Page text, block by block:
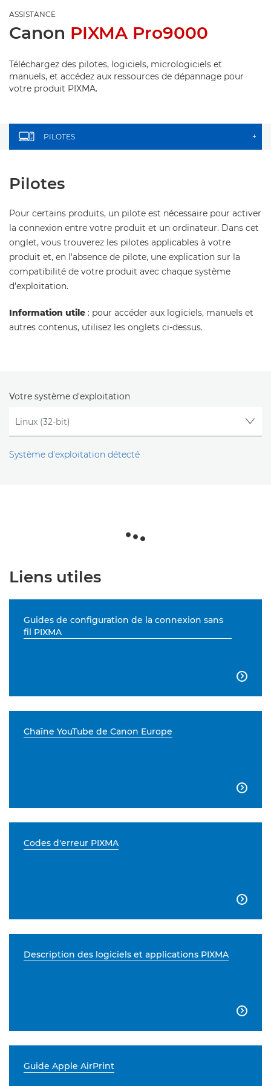
ASSISTANCE
Canon PIXMA Pro9000
Téléchargez des pilotes, logiciels, micrologiciels et
manuels, et accédez aux ressources de dépannage pour
votre produit PIXMA.
PILOTES +
Pilotes
Pour certains produits, un pilote est nécessaire pour activer
la connexion entre votre produit et un ordinateur. Dans cet
onglet, vous trouverez les pilotes applicables à votre
produit et, en l'absence de pilote, une explication sur la
compatibilité de votre produit avec chaque système
d'exploitation.
Information utile : pour accéder aux logiciels, manuels et
autres contenus, utilisez les onglets ci-dessus.
Votre système d'exploitation
Système d'exploitation détecté
Liens utiles
Guides de configuration de la connexion sans
fil PIXMA

Chaîne YouTube de Canon Europe

Codes d'erreur PIXMA

Description des logiciels et applications PIXMA

Guide Apple AirPrint